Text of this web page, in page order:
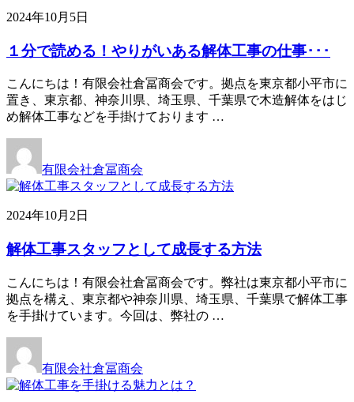
2024年10月5日
１分で読める！やりがいある解体工事の仕事･･･
こんにちは！有限会社倉冨商会です。拠点を東京都小平市に
置き、東京都、神奈川県、埼玉県、千葉県で木造解体をはじ
め解体工事などを手掛けております …
有限会社倉冨商会
2024年10月2日
解体工事スタッフとして成長する方法
こんにちは！有限会社倉冨商会です。弊社は東京都小平市に
拠点を構え、東京都や神奈川県、埼玉県、千葉県で解体工事
を手掛けています。今回は、弊社の …
有限会社倉冨商会